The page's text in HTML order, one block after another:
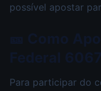
possível apostar
Para participar do